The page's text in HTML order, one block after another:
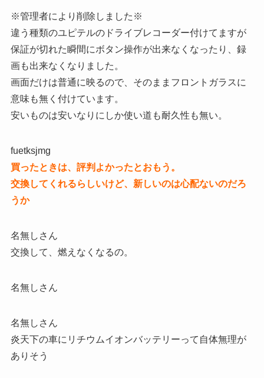
※管理者により削除しました※
違う種類のユピテルのドライブレコーダー付けてますが
保証が切れた瞬間にボタン操作が出来なくなったり、録
画も出来なくなりました。
画面だけは普通に映るので、そのままフロントガラスに
意味も無く付けています。
安いものは安いなりにしか使い道も耐久性も無い。
fuetksjmg
買ったときは、評判よかったとおもう。
交換してくれるらしいけど、新しいのは心配ないのだろ
うか
名無しさん
交換して、燃えなくなるの。
名無しさん
名無しさん
炎天下の車にリチウムイオンバッテリーって自体無理が
ありそう